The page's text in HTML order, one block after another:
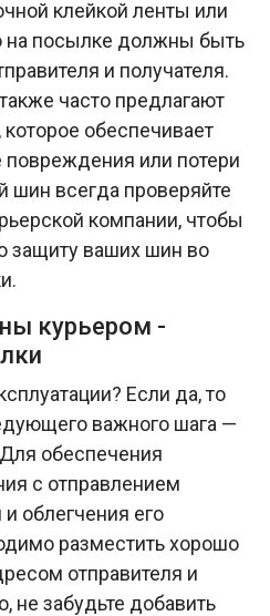
клейкой ленты или
на посылке должны быть
и получателя.
часто предлагают
обеспечивает
или потери
шин всегда проверяйте
компании, чтобы
защиту ваших шин во
курьером -
Если да, то
важного шага —
обеспечения
с отправлением
облегчения его
разместить хорошо
отправителя и
не забудьте добавить